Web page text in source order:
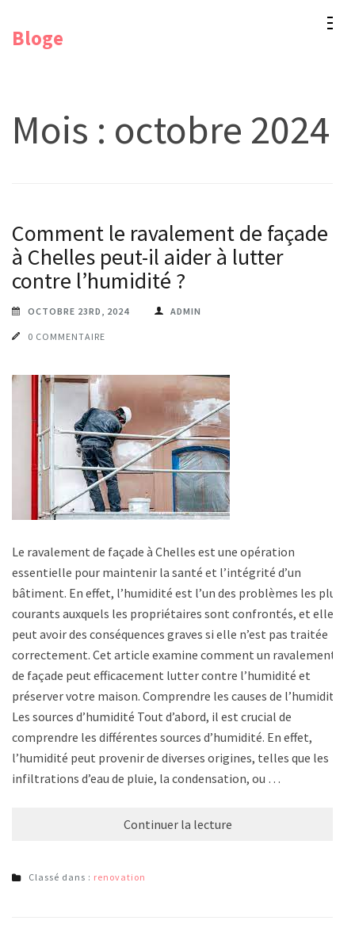
Bloge
Mois : octobre 2024
Comment le ravalement de façade
à Chelles peut-il aider à lutter
contre l’humidité ?
OCTOBRE 23RD, 2024 ADMIN
0 COMMENTAIRE
Le ravalement de façade à Chelles est une opération
essentielle pour maintenir la santé et l’intégrité d’un
bâtiment. En effet, l’humidité est l’un des problèmes les plus
courants auxquels les propriétaires sont confrontés, et elle
peut avoir des conséquences graves si elle n’est pas traitée
correctement. Cet article examine comment un ravalement
de façade peut efficacement lutter contre l’humidité et
préserver votre maison. Comprendre les causes de l’humidité
Les sources d’humidité Tout d’abord, il est crucial de
comprendre les différentes sources d’humidité. En effet,
l’humidité peut provenir de diverses origines, telles que les
infiltrations d’eau de pluie, la condensation, ou …
Continuer la lecture
Classé dans : renovation